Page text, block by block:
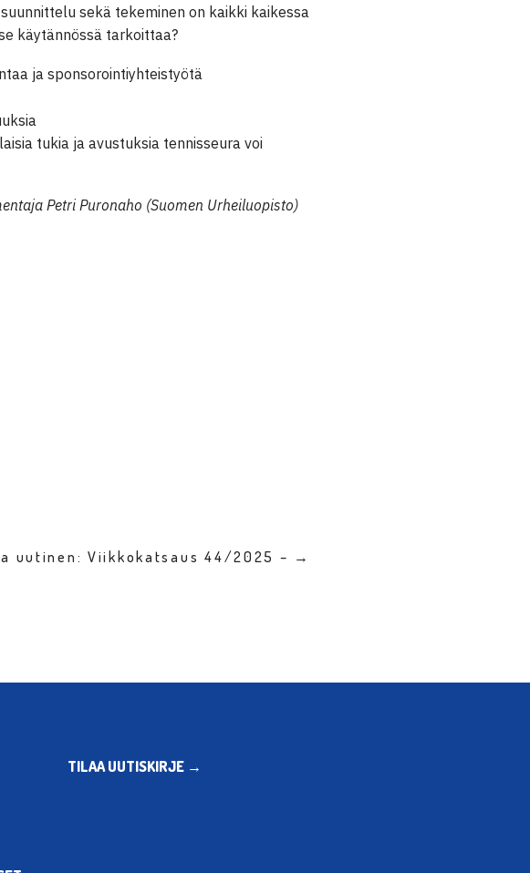
sekä tekeminen on kaikki kaikessa
käytännössä tarkoittaa?
ja sponsorointiyhteistyötä
tukia ja avustuksia tennisseura voi
Petri Puronaho (Suomen Urheiluopisto)
uutinen: Viikkokatsaus 44/2025 – →
TILAA UUTISKIRJE →